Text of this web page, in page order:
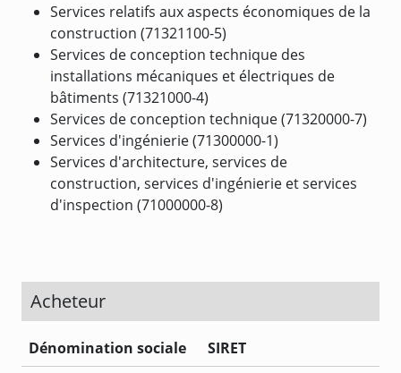
Services relatifs aux aspects économiques de la
construction (71321100-5)
Services de conception technique des
installations mécaniques et électriques de
bâtiments (71321000-4)
Services de conception technique (71320000-7)
Services d'ingénierie (71300000-1)
Services d'architecture, services de
construction, services d'ingénierie et services
d'inspection (71000000-8)
Acheteur
Dénomination sociale
SIRET